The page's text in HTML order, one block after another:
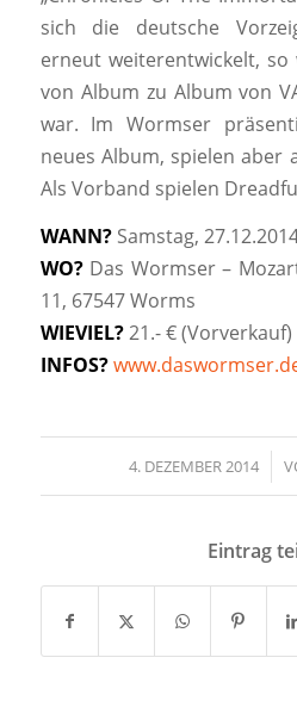
sich die deutsche
erneut weiterentwickelt,
von Album zu Album von
war. Im Wormser
neues Album, spielen aber
Als Vorband spielen
WANN?Samstag,
WO?Das Wormser –
11, 67547 Worms
WIEVIEL?21.- € (Vorverkauf)
INFOS?
4. DEZEMBER 2014
/
Eintrag